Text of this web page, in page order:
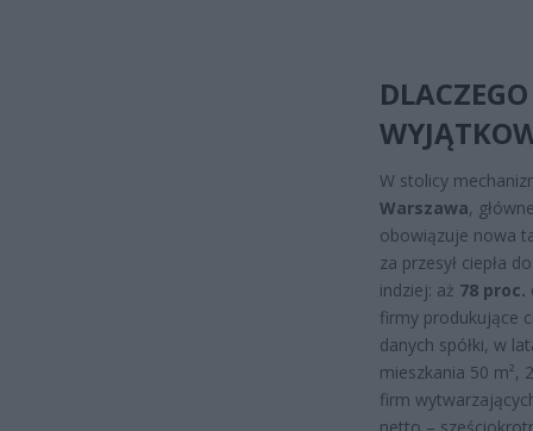
W stolicy
Warszawa,
obowiązuje nowa
za przesył ciepła
indziej: aż 78 proc.
firmy produkujące
danych spółki, w
mieszkania 50 m²,
firm
netto –